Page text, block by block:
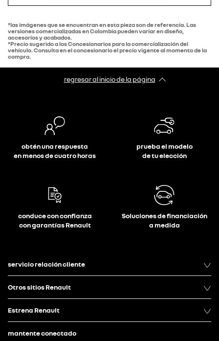
*las imágenes que se encuentran en esta pieza son de referencia. Las
versiones comercializadas en Colombia pueden variar en diseño,
accesorios y acabados.
*Precio sugerido a los Concesionarios para la comercialización del
vehículo. Consulta en el concesionario el precio vigente al momento de la
compra.
regresar al inicio de la página
obtén una respuesta
en menos de cuatro horas
prueba el modelo
de tu elección
conduce con confianza
con garantías Renault
Soluciones de financiación
a medida
servicio relación cliente
Otros sitios Renault
Estrena Renault
mantente conectado